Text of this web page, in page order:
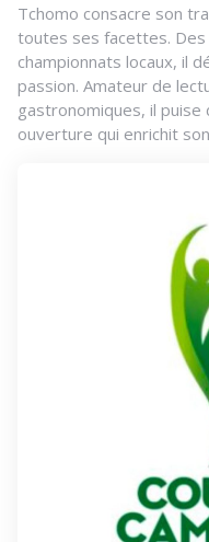
Tchomo consacre son
toutes ses facettes.
championnats locaux, il
passion. Amateur de
gastronomiques, il puise
ouverture qui enrichit